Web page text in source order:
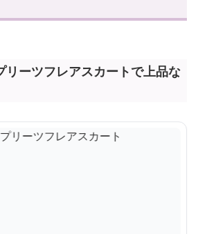
リーツフレアスカートで上品な